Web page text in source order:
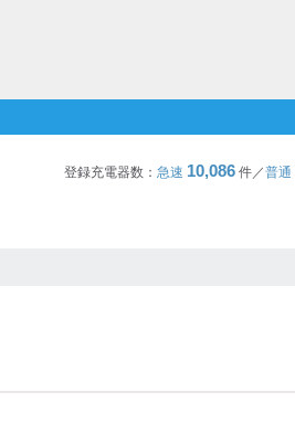
登録充電器数： 急速 10,086 件／普通